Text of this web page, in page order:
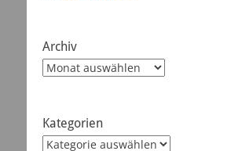
Archiv
Archiv
Kategorien
Kategorien